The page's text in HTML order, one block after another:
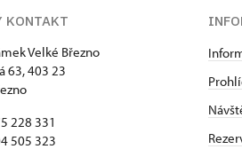
KONTAKT
Velké Březno
63, 403 23
228 331
505 323